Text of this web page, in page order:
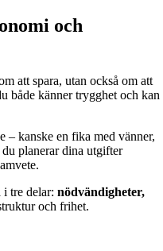
och
att spara, utan också om att
både känner trygghet och kan
– kanske en fika med vänner,
planerar dina utgifter
tre delar: nödvändigheter,
och frihet.